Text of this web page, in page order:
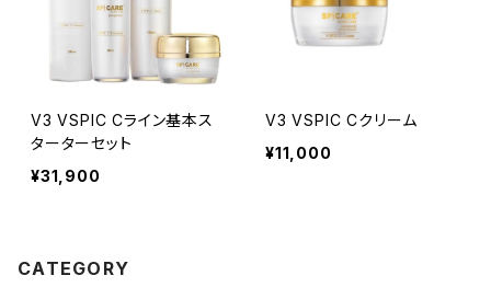
V3 VSPIC Cライン基本ス
ターターセット
¥31,900
V3 VSPIC Cクリーム
¥11,000
CATEGORY